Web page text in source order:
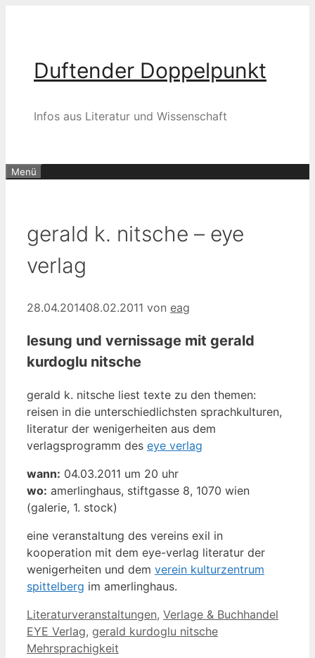
Duftender Doppelpunkt
Infos aus Literatur und Wissenschaft
Menü
gerald k. nitsche – eye
verlag
28.04.201408.02.2011 von eag
lesung und vernissage mit gerald
kurdoglu nitsche
gerald k. nitsche liest texte zu den themen:
reisen in die unterschiedlichsten sprachkulturen,
literatur der wenigerheiten aus dem
verlagsprogramm des eye verlag
wann: 04.03.2011 um 20 uhr
wo: amerlinghaus, stiftgasse 8, 1070 wien
(galerie, 1. stock)
eine veranstaltung des vereins exil in
kooperation mit dem eye-verlag literatur der
wenigerheiten und dem verein kulturzentrum
spittelberg im amerlinghaus.
Kategorien
Literaturveranstaltungen, Verlage & Buchhandel
EYE Verlag, gerald kurdoglu nitsche
Mehrsprachigkeit